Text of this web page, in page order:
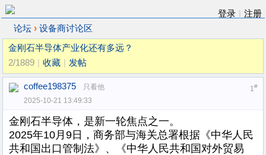
登录
注册
论坛 › 设备商讨论区
金刚石半导体产业化还有多远？
2/1889
收藏 发帖
1#
coffee198375
只看他
2025-10-21 13:49:33
金刚石半导体，是新一轮焦点之一。
2025年10月9日，商务部与海关总署根据《中华人民
共和国出口管制法》、《中华人民共和国对外贸易